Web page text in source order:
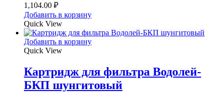
1,104.00 ₽
Добавить в корзину
Quick View
Добавить в корзину
Quick View
Картридж для фильтра Водолей-
БКП шунгитовый